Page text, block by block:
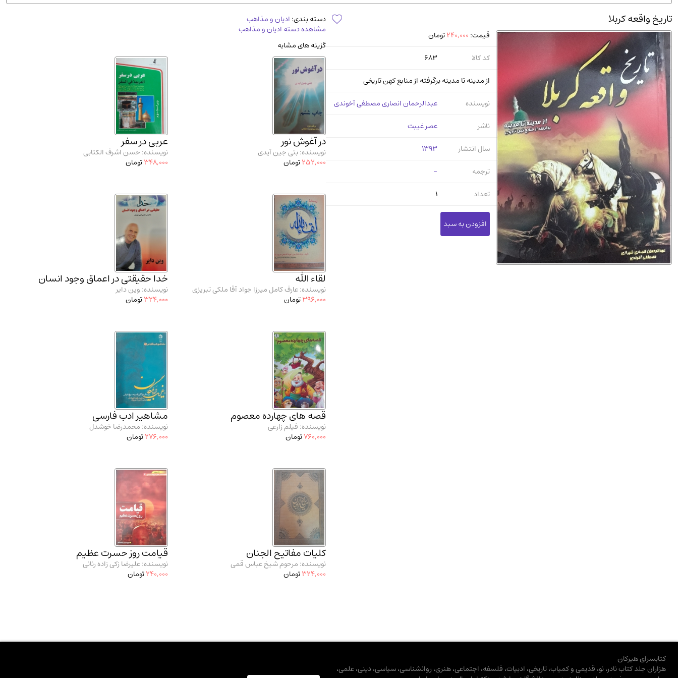
دانشگاه پیامـ نور(10)
تاریخ واقعه کربلا
قیمت: 240,000تومان
کد کالا
683
از مدینه تا مدینه برگرفته از منابع کهن تاریخی
نویسنده
عبدالرحمان انصاری مصطفی آخوندی
ناشر
عصر غیبت
سال انتشار
1393
ترجمه
-
تعداد
1
دسته بندی: ادیان و مذاهب
مشاهده دسته ادیان و مذاهب
گزینه های مشابه
در آغوش نور
نویسنده: بتی جین آیدی
252,000تومان
عربی در سفر
نویسنده: حسن اشرف الکتابی
348,000تومان
لقاء الله
نویسنده: عارف کامل میرزا جواد آقا ملکی تبریزی
396,000تومان
خدا حقیقتی در اعماق وجود انسان
نویسنده: وین دایر
324,000تومان
قصه های چهارده معصوم
نویسنده: فیلم زارعی
760,000تومان
مشاهیر ادب فارسی
نویسنده: محمدرضا خوشدل
276,000تومان
کلیات مفاتیح الجنان
نویسنده: مرحوم شیخ عباس قمی
324,000تومان
قیامت روز حسرت عظیم
نویسنده: علیرضا زکی زاده رنانی
240,000تومان
کتابسرای هیرکان
هزاران جلد کتاب نادر، نو، قدیمی و کمیاب، تاریخی، ادبیات، فلسفه، اجتماعی، هنری، روانشناسی، سیاسی، دینی، علمی،